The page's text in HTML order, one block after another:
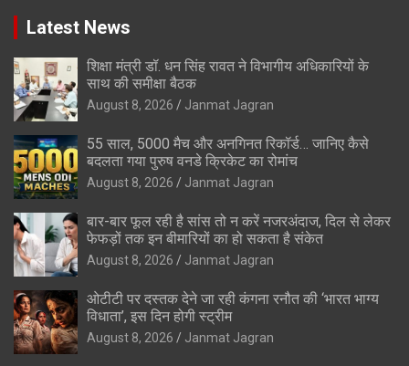
Latest News
शिक्षा मंत्री डॉ. धन सिंह रावत ने विभागीय अधिकारियों के
साथ की समीक्षा बैठक
August 8, 2026 Janmat Jagran
55 साल, 5000 मैच और अनगिनत रिकॉर्ड… जानिए कैसे
बदलता गया पुरुष वनडे क्रिकेट का रोमांच
August 8, 2026 Janmat Jagran
बार-बार फूल रही है सांस तो न करें नजरअंदाज, दिल से लेकर
फेफड़ों तक इन बीमारियों का हो सकता है संकेत
August 8, 2026 Janmat Jagran
ओटीटी पर दस्तक देने जा रही कंगना रनौत की ‘भारत भाग्य
विधाता’, इस दिन होगी स्ट्रीम
August 8, 2026 Janmat Jagran